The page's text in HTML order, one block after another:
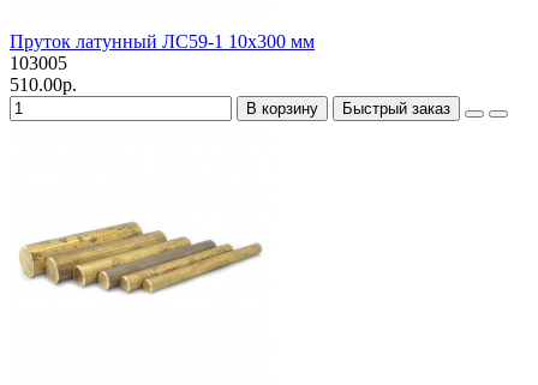
Пруток латунный ЛС59-1 10х300 мм
103005
510.00р.
В корзину Быстрый заказ